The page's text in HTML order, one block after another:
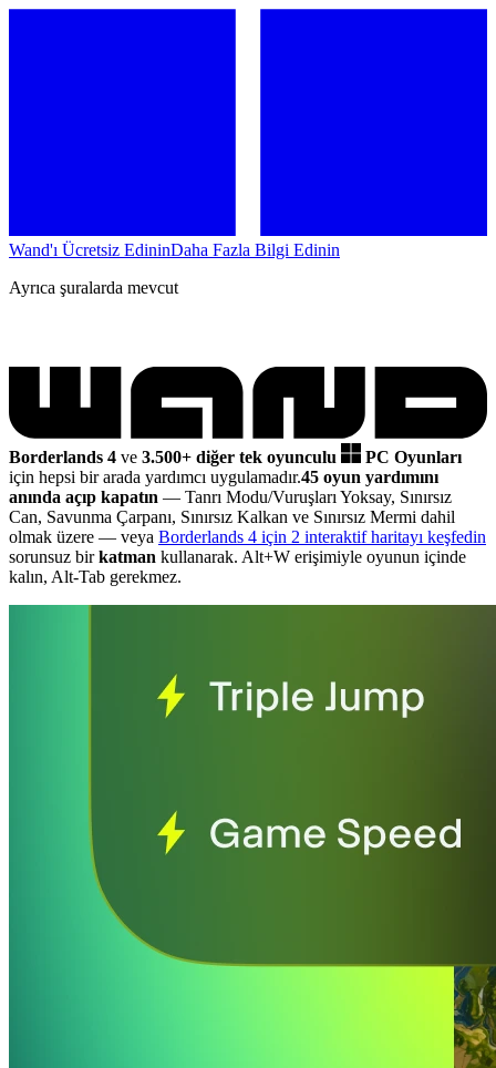
Wand'ı Ücretsiz EdininDaha Fazla Bilgi Edinin
Ayrıca şuralarda mevcut
Borderlands 4 ve 3.500+ diğer tek oyunculu
PC Oyunları
için hepsi bir arada yardımcı uygulamadır.45 oyun yardımını
anında açıp kapatın — Tanrı Modu/Vuruşları Yoksay, Sınırsız
Can, Savunma Çarpanı, Sınırsız Kalkan ve Sınırsız Mermi dahil
olmak üzere — veya Borderlands 4 için 2 interaktif haritayı keşfedin
sorunsuz birkatman kullanarak. Alt+W erişimiyle oyunun içinde
kalın, Alt-Tab gerekmez.